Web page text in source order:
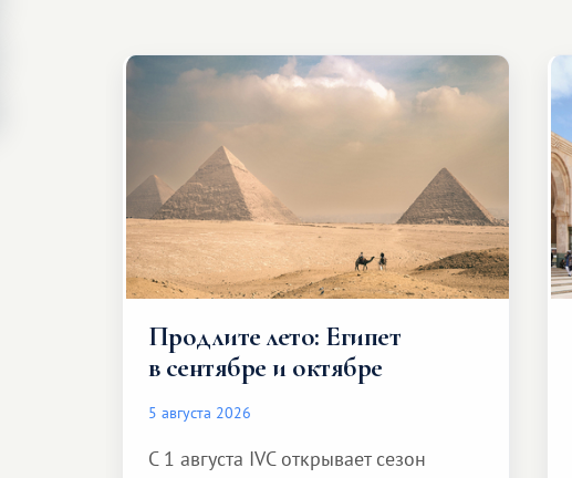
Продлите лето: Египет
в сентябре и октябре
5 августа 2026
С 1 августа IVC открывает сезон